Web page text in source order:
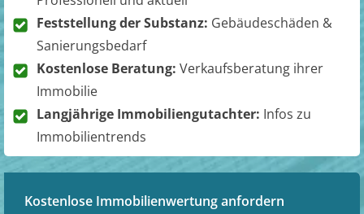
Feststellung der Substanz: Gebäudeschäden &
Sanierungsbedarf
Kostenlose Beratung: Verkaufsberatung ihrer
Immobilie
Langjährige Immobiliengutachter: Infos zu
Immobilientrends
Kostenlose Immobilienwertung anfordern